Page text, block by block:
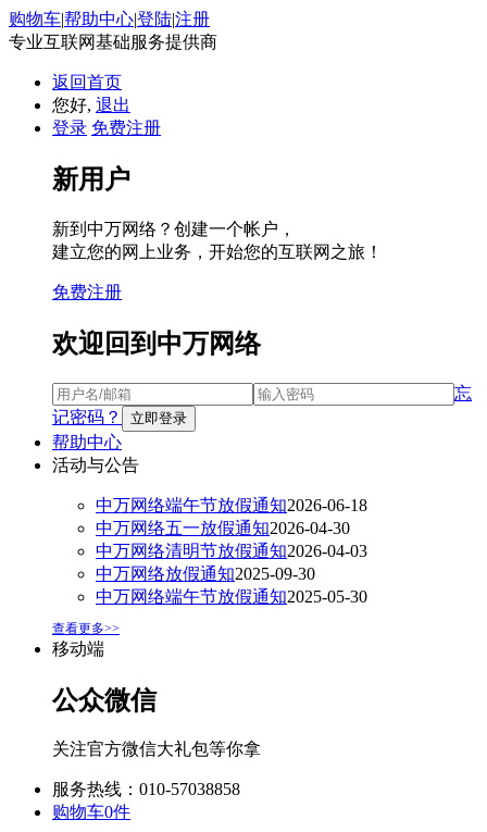
购物车|帮助中心|登陆|注册
专业互联网基础服务提供商
返回首页
您好, 退出
登录 免费注册
新用户
新到中万网络？创建一个帐户，
建立您的网上业务，开始您的互联网之旅！
免费注册
欢迎回到中万网络
忘
记密码？
帮助中心
活动与公告
中万网络端午节放假通知2026-06-18
中万网络五一放假通知2026-04-30
中万网络清明节放假通知2026-04-03
中万网络放假通知2025-09-30
中万网络端午节放假通知2025-05-30
查看更多>>
移动端
公众微信
关注官方微信大礼包等你拿
服务热线：010-57038858
购物车0件